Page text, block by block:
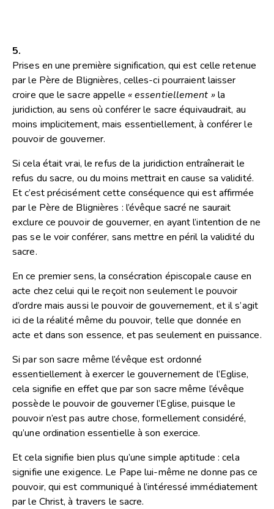
5.
Prises en une première signification, qui est celle retenue
par le Père de Blignières, celles-ci pourraient laisser
croire que le sacre appelle « essentiellement »la
juridiction, au sens où conférer le sacre équivaudrait, au
moins implicitement, mais essentiellement, à conférer le
pouvoir de gouverner.
Si cela était vrai, le refus de la juridiction entraînerait le
refus du sacre, ou du moins mettrait en cause sa validité.
Et c’est précisément cette conséquence qui est affirmée
par le Père de Blignières : l’évêque sacré ne saurait
exclure ce pouvoir de gouverner, en ayant l’intention de ne
pas se le voir conférer, sans mettre en péril la validité du
sacre.
En ce premier sens, la consécration épiscopale cause en
acte chez celui qui le reçoit non seulement le pouvoir
d’ordre mais aussi le pouvoir de gouvernement, et il s’agit
ici de la réalité même du pouvoir, telle que donnée en
acte et dans son essence, et pas seulement en puissance.
Si par son sacre même l’évêque est ordonné
essentiellement à exercer le gouvernement de l’Eglise,
cela signifie en effet que par son sacre même l’évêque
possède le pouvoir de gouverner l’Eglise, puisque le
pouvoir n’est pas autre chose, formellement considéré,
qu’une ordination essentielle à son exercice.
Et cela signifie bien plus qu’une simple aptitude : cela
signifie une exigence. Le Pape lui-même ne donne pas ce
pouvoir, qui est communiqué à l’intéressé immédiatement
par le Christ, à travers le sacre.